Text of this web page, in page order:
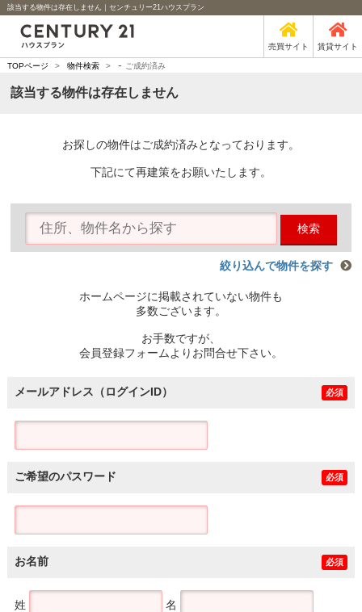
該当する物件は存在しません｜センチュリー21ハウスプラン
売買サイト 賃貸サイト
TOPページ > 物件検索 > - ご成約済み
該当する物件は存在しません
お探しの物件はご成約済みとなっております。
下記にて再建策をお願いたします。
検索
絞り込んで物件を探す
ホームページに掲載されていない物件も
多数ございます。
お手数ですが、
会員登録フォームよりお問合せ下さい。
メールアドレス（ログインID） 必須
ご希望のパスワード 必須
お名前 必須
姓 名